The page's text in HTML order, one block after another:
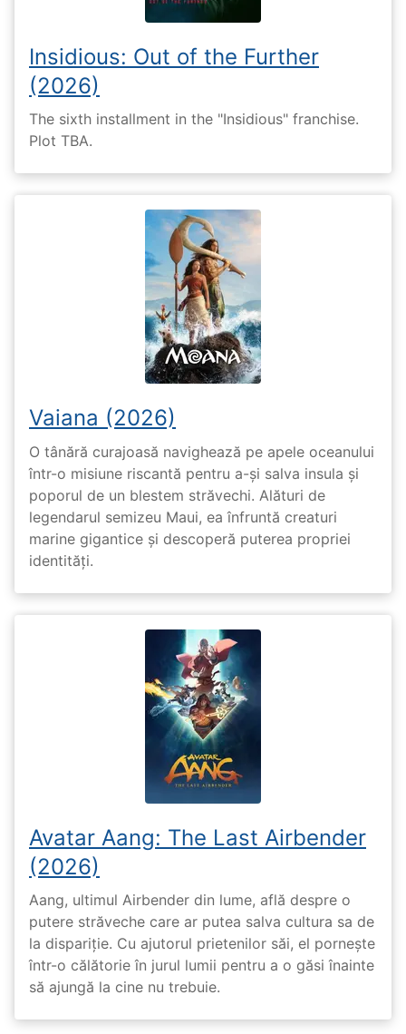
Insidious: Out of the Further
(2026)
The sixth installment in the "Insidious" franchise.
Plot TBA.
Vaiana (2026)
O tânără curajoasă navighează pe apele oceanului
într-o misiune riscantă pentru a-și salva insula și
poporul de un blestem străvechi. Alături de
legendarul semizeu Maui, ea înfruntă creaturi
marine gigantice și descoperă puterea propriei
identități.
Avatar Aang: The Last Airbender
(2026)
Aang, ultimul Airbender din lume, află despre o
putere străveche care ar putea salva cultura sa de
la dispariție. Cu ajutorul prietenilor săi, el pornește
într-o călătorie în jurul lumii pentru a o găsi înainte
să ajungă la cine nu trebuie.